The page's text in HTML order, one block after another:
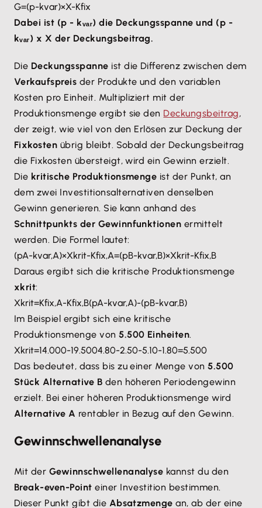
G=(p-kvar)×X-Kfix
Dabei ist (p - kᵥₐᵣ) die Deckungsspanne und (p -
kᵥₐᵣ) x X der Deckungsbeitrag.
Die Deckungsspanne ist die Differenz zwischen dem
Verkaufspreis der Produkte und den variablen
Kosten pro Einheit. Multipliziert mit der
Produktionsmenge ergibt sie den Deckungsbeitrag,
der zeigt, wie viel von den Erlösen zur Deckung der
Fixkosten übrig bleibt. Sobald der Deckungsbeitrag
die Fixkosten übersteigt, wird ein Gewinn erzielt.
Die kritische Produktionsmenge ist der Punkt, an
dem zwei Investitionsalternativen denselben
Gewinn generieren. Sie kann anhand des
Schnittpunkts der Gewinnfunktionen ermittelt
werden. Die Formel lautet:
(pA-kvar,A)×Xkrit-Kfix,A=(pB-kvar,B)×Xkrit-Kfix,B
Daraus ergibt sich die kritische Produktionsmenge
xkrit:
Xkrit=Kfix,A-Kfix,B(pA-kvar,A)-(pB-kvar,B)
Im Beispiel ergibt sich eine kritische
Produktionsmenge von5.500 Einheiten.
Xkrit=14.000-19.5004.80-2.50-5.10-1.80=5.500
Das bedeutet, dass bis zu einer Menge von5.500
Stück Alternative B den höheren Periodengewinn
erzielt. Bei einer höheren Produktionsmenge wird
Alternative A rentabler in Bezug auf den Gewinn.
Gewinnschwellenanalyse
Mit der Gewinnschwellenanalyse kannst du den
Break-even-Pointeiner Investition bestimmen.
Dieser Punkt gibt die Absatzmengean, ab der eine